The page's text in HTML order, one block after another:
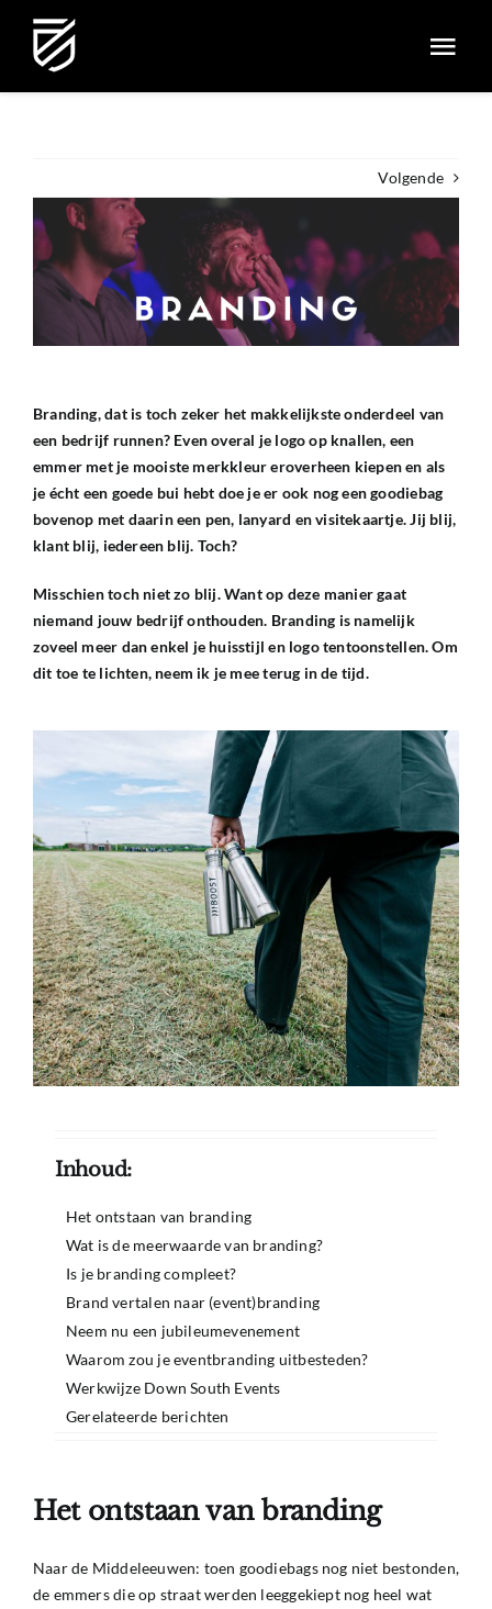
inhoud
EXPERTISES
OVER ONS
PROJECTEN
IMPRESSIE
CONTACT
Volgende
Branding, dat is toch zeker het makkelijkste onderdeel van
een bedrijf runnen? Even overal je logo op knallen, een
emmer met je mooiste merkkleur eroverheen kiepen en als
je écht een goede bui hebt doe je er ook nog een goodiebag
bovenop met daarin een pen, lanyard en visitekaartje. Jij blij,
klant blij, iedereen blij. Toch?
Misschien toch niet zo blij. Want op deze manier gaat
niemand jouw bedrijf onthouden. Branding is namelijk
zoveel meer dan enkel je huisstijl en logo tentoonstellen. Om
dit toe te lichten, neem ik je mee terug in de tijd.
Inhoud:
Het ontstaan van branding
Wat is de meerwaarde van branding?
Is je branding compleet?
Brand vertalen naar (event)branding
Neem nu een jubileumevenement
Waarom zou je eventbranding uitbesteden?
Werkwijze Down South Events
Gerelateerde berichten
Het ontstaan van branding
Naar de Middeleeuwen: toen goodiebags nog niet bestonden,
de emmers die op straat werden leeggekiept nog heel wat